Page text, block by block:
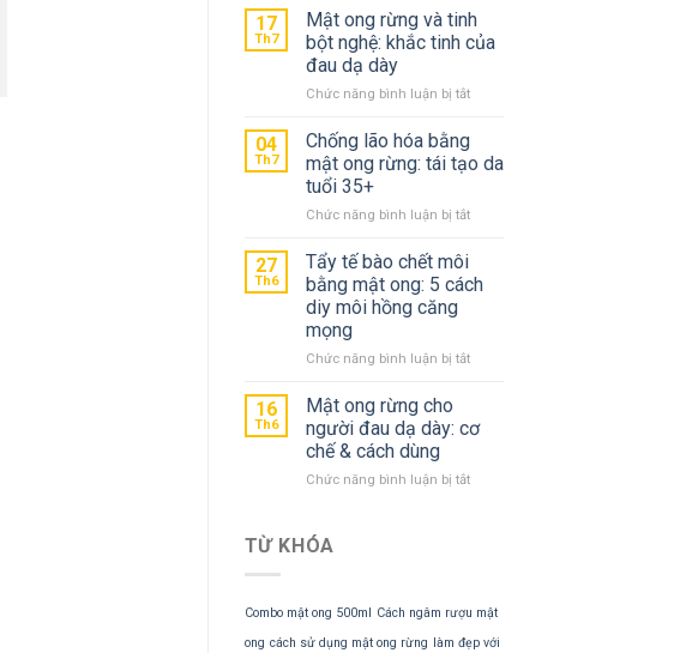
ong
ruồi
tự
Công
&
độ
quý
17
Th7
Mật ong rừng và tinh
bột nghệ: khắc tinh của
đau dạ dày
Chức năng bình luận bị tắtở
ong
rừng
và
bột
khắc
tinh
của
dày
04
Th7
Chống lão hóa bằng
mật ong rừng: tái tạo da
tuổi 35+
Chức năng bình luận bị tắtở
lão
hóa
bằng
rừng:
tuổi
27
Th6
Tẩy tế bào chết môi
bằng mật ong: 5 cách
diy môi hồng căng
mọng
Chức năng bình luận bị tắtở
chết
bằng
hồng
căng
16
Th6
Mật ong rừng cho
người đau dạ dày: cơ
chế & cách dùng
Chức năng bình luận bị tắtở
dạ
dày:
TỪ KHÓA
Combo mật ong 500ml
Cách ngâm rượu mật
ong cách sử dụng mật ong rừng
làm đẹp với